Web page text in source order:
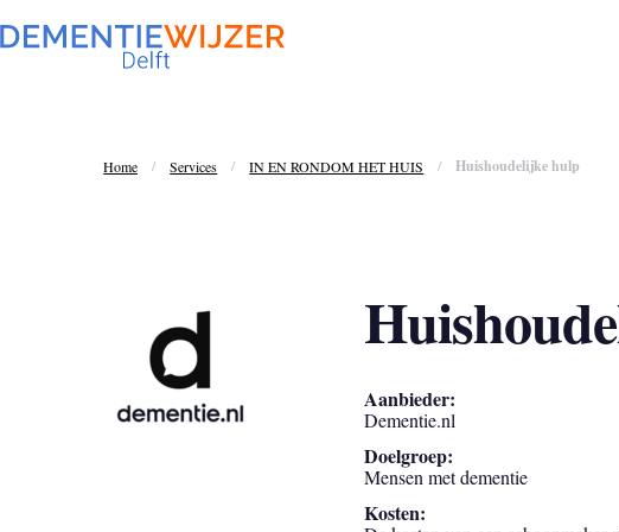
Home / Services / IN EN RONDOM HET HUIS / Huishoudelijke hulp
Aanbieder:
Dementie.nl
Doelgroep:
Mensen met dementie
Kosten: